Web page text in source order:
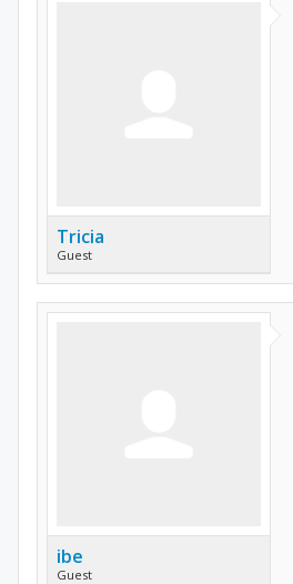
Tricia
Guest
ibe
Guest